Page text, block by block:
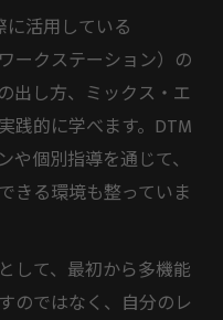
すい誤解とDTMの本
ボカロP理解の深め
学び方のコツ
作曲を始めるため
DTMスクールの活
活用している
ークステーション）の
出し方、ミックス・エ
践的に学べます。DTM
個別指導を通じて、
きる環境も整っていま
して、最初から多機能
のではなく、自分のレ